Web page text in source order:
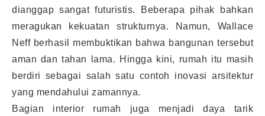
dianggap sangat futuristis. Beberapa pihak bahkan
meragukan kekuatan strukturnya. Namun, Wallace
Neff berhasil membuktikan bahwa bangunan tersebut
aman dan tahan lama. Hingga kini, rumah itu masih
berdiri sebagai salah satu contoh inovasi arsitektur
yang mendahului zamannya.
Bagian interior rumah juga menjadi daya tarik